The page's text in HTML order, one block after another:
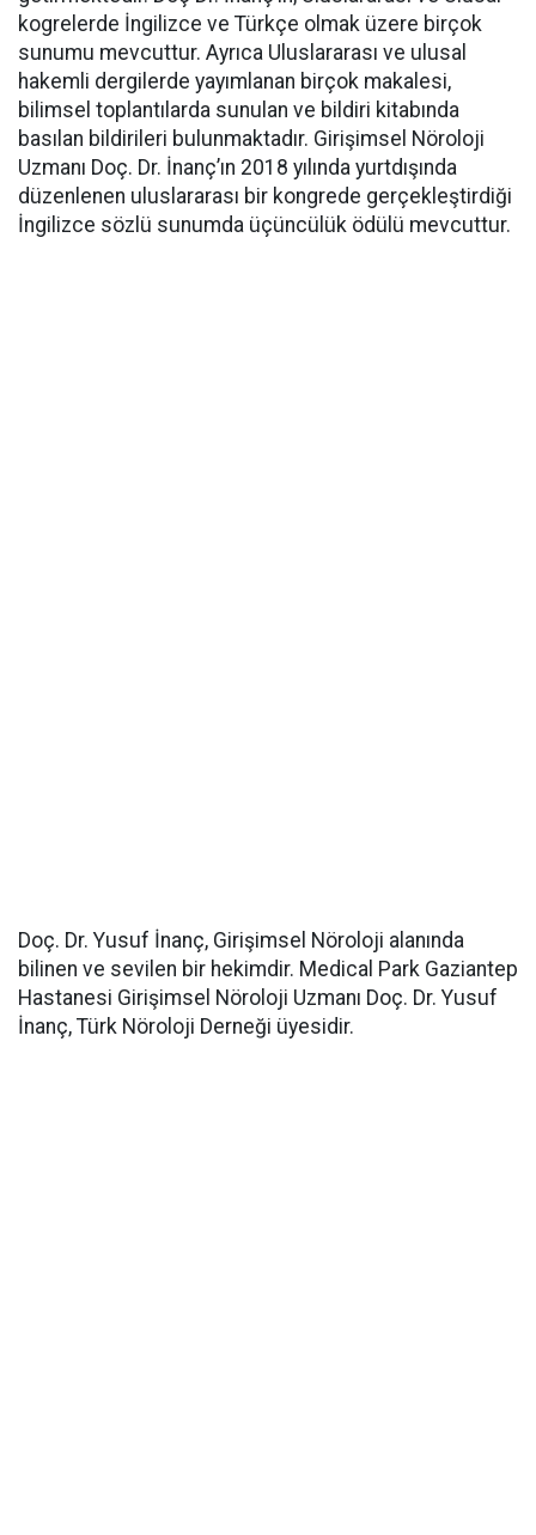
kogrelerde İngilizce ve Türkçe olmak üzere birçok
sunumu mevcuttur. Ayrıca Uluslararası ve ulusal
hakemli dergilerde yayımlanan birçok makalesi,
bilimsel toplantılarda sunulan ve bildiri kitabında
basılan bildirileri bulunmaktadır. Girişimsel Nöroloji
Uzmanı Doç. Dr. İnanç’ın 2018 yılında yurtdışında
düzenlenen uluslararası bir kongrede gerçekleştirdiği
İngilizce sözlü sunumda üçüncülük ödülü mevcuttur.
Doç. Dr. Yusuf İnanç, Girişimsel Nöroloji alanında
bilinen ve sevilen bir hekimdir. Medical Park Gaziantep
Hastanesi Girişimsel Nöroloji Uzmanı Doç. Dr. Yusuf
İnanç, Türk Nöroloji Derneği üyesidir.